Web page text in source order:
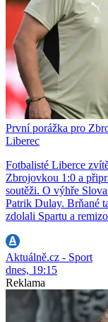
První porážka pro
Liberec
Fotbalisté Liberce
Zbrojovkou 1:0 a
soutěži. O výhře
Patrik Dulay. Brňané
zdolali Spartu a
Aktuálně.cz - Sport
dnes, 19:15
Reklama